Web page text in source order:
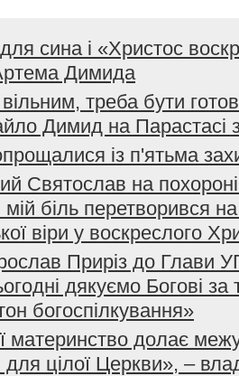
сина і «Христос
Димида
треба бути
Димид на Парастасі
із п'ятьма
Святослав на
біль перетворився
віри у воскреслого
Приріз до Глави
дякуємо Богові
богоспілкування»
материнство долає
для цілої Церкви», –